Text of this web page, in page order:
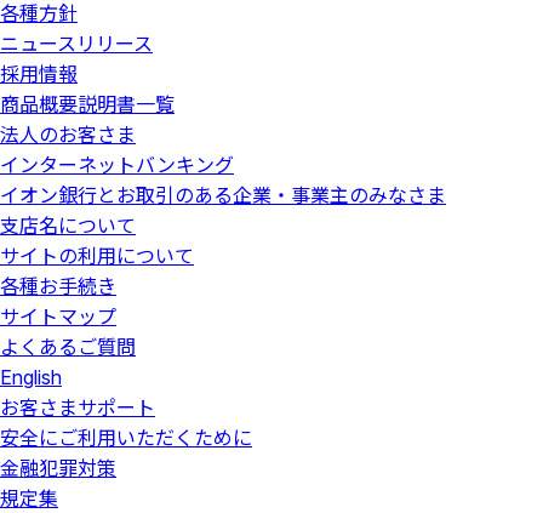
各種方針
ニュースリリース
採用情報
商品概要説明書一覧
法人のお客さま
インターネットバンキング
イオン銀行とお取引のある企業・事業主のみなさま
支店名について
サイトの利用について
各種お手続き
サイトマップ
よくあるご質問
English
お客さまサポート
安全にご利用いただくために
金融犯罪対策
規定集